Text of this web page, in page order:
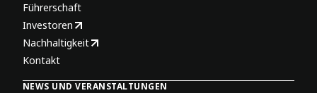
Führerschaft
Investoren
Nachhaltigkeit
Kontakt
NEWS UND VERANSTALTUNGEN